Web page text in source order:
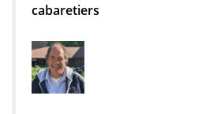
cabaretiers